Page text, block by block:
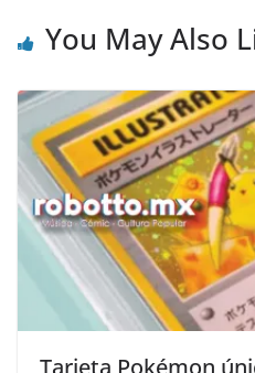
You May Also